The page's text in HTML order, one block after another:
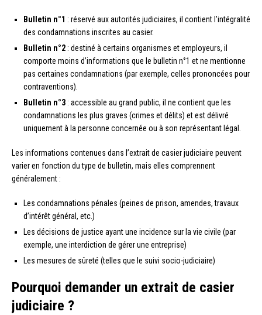
Bulletin n°1 : réservé aux autorités judiciaires, il contient l’intégralité
des condamnations inscrites au casier.
Bulletin n°2 : destiné à certains organismes et employeurs, il
comporte moins d’informations que le bulletin n°1 et ne mentionne
pas certaines condamnations (par exemple, celles prononcées pour
contraventions).
Bulletin n°3 : accessible au grand public, il ne contient que les
condamnations les plus graves (crimes et délits) et est délivré
uniquement à la personne concernée ou à son représentant légal.
Les informations contenues dans l’extrait de casier judiciaire peuvent
varier en fonction du type de bulletin, mais elles comprennent
généralement :
Les condamnations pénales (peines de prison, amendes, travaux
d’intérêt général, etc.)
Les décisions de justice ayant une incidence sur la vie civile (par
exemple, une interdiction de gérer une entreprise)
Les mesures de sûreté (telles que le suivi socio-judiciaire)
Pourquoi demander un extrait de casier
judiciaire ?